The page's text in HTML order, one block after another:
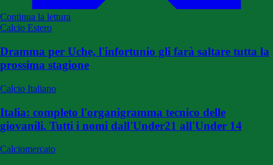
Continua la lettura
Calcio Estero
Dramma per Uche, l'infortunio gli farà saltare tutta la
prossima stagione
Calcio Italiano
Italia: completo l'organigramma tecnico delle
giovanili. Tutti i nomi dall'Under21 all'Under 14
Calciomercato